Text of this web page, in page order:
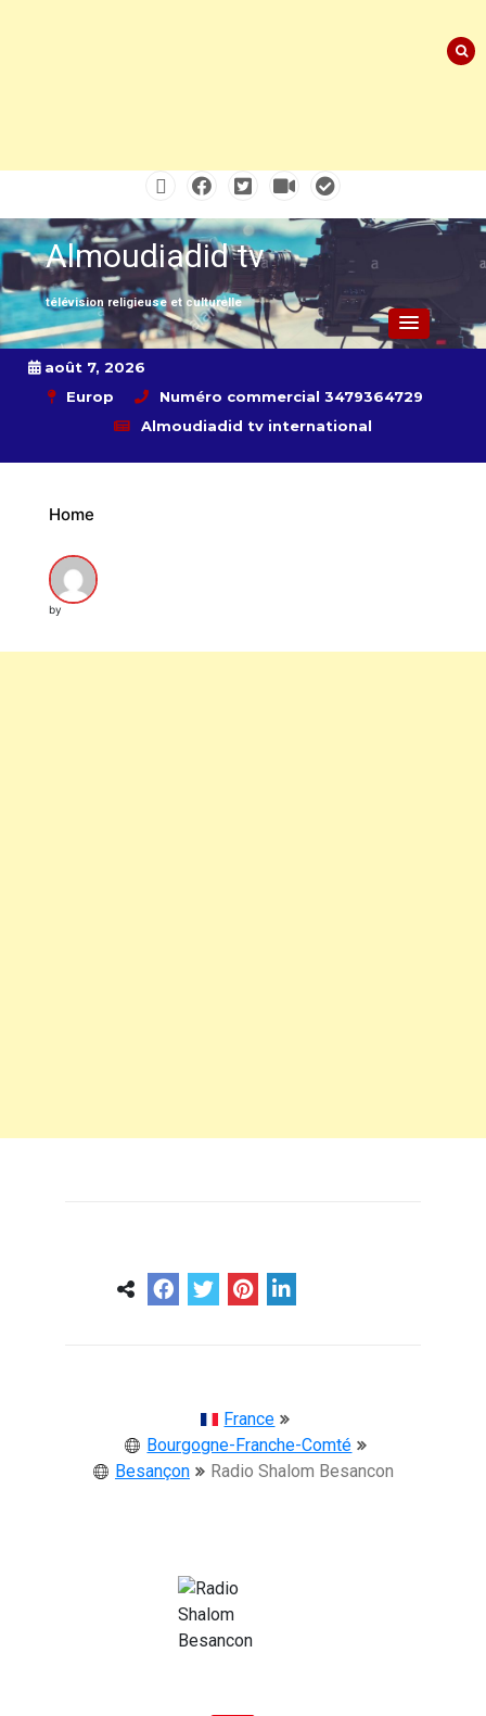
content
Almoudiadid tv
télévision religieuse et culturelle
août 7, 2026
Europ
Numéro commercial 3479364729
Almoudiadid tv international
Home
by
France
Bourgogne-Franche-Comté
Besançon
Radio Shalom Besancon